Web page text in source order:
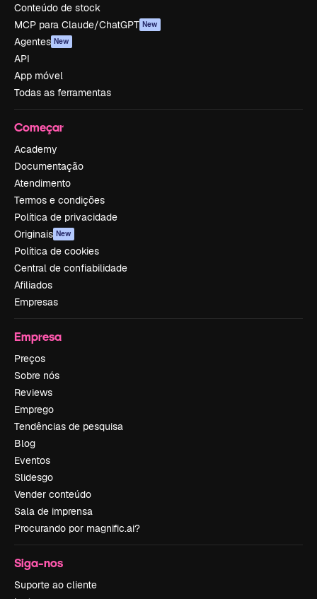
Conteúdo de stock
MCP para Claude/ChatGPT New
Agentes New
API
App móvel
Todas as ferramentas
Começar
Academy
Documentação
Atendimento
Termos e condições
Política de privacidade
Originais New
Política de cookies
Central de confiabilidade
Afiliados
Empresas
Empresa
Preços
Sobre nós
Reviews
Emprego
Tendências de pesquisa
Blog
Eventos
Slidesgo
Vender conteúdo
Sala de imprensa
Procurando por magnific.ai?
Siga-nos
Suporte ao cliente